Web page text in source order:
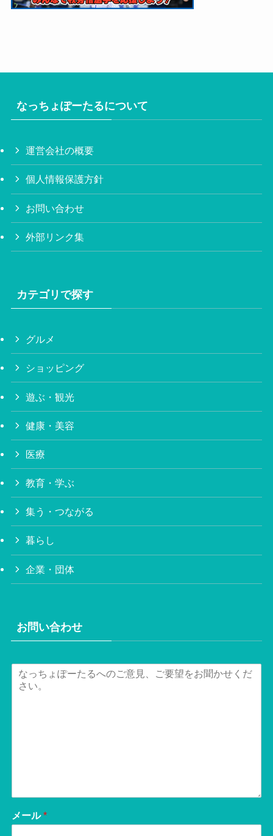
なっちょぽーたるについて
運営会社の概要
個人情報保護方針
お問い合わせ
外部リンク集
カテゴリで探す
グルメ
ショッピング
遊ぶ・観光
健康・美容
医療
教育・学ぶ
集う・つながる
暮らし
企業・団体
お問い合わせ
メール*